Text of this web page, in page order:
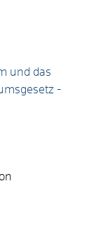
und das
-